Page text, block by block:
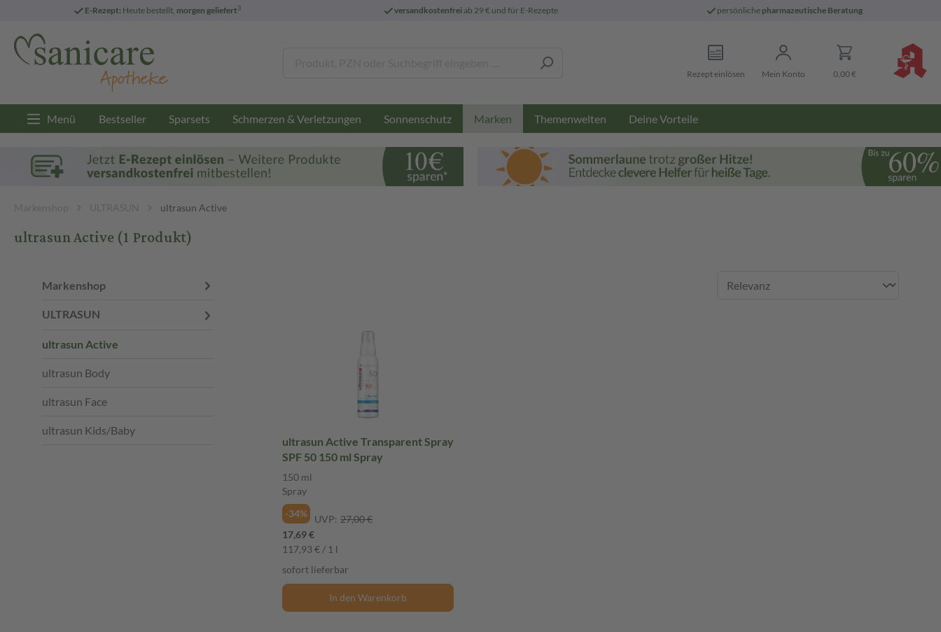
E-Rezept: Heute bestellt, morgen geliefert3 versandkostenfreiab 29 € und für E-Rezepte persönliche pharmazeutische Beratung
Rezept einlösen Mein Konto 0,00 €
Menü Bestseller Sparsets Schmerzen & Verletzungen Sonnenschutz Marken Themenwelten Deine Vorteile
Markenshop ULTRASUN ultrasun Active
ultrasun Active(1 Produkt)
Markenshop
ULTRASUN
ultrasun Active
ultrasun Body
ultrasun Face
ultrasun Kids/Baby
ultrasun Active Transparent Spray
SPF 50 150 ml Spray
150 ml
Spray
-34%
UVP: 27,00 €
17,69 €
117,93 € / 1 l
sofort lieferbar
In den Warenkorb